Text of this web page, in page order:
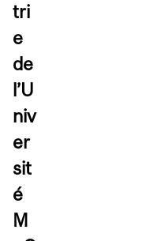
tri
e
de
l’U
niv
er
sit
é
M